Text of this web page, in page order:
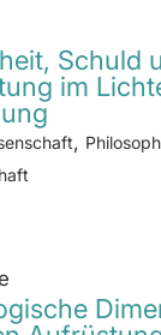
Schuld
im
,